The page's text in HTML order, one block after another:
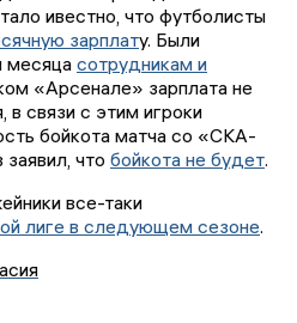
ивестно, что футболисты
зарплату. Были
месяца сотрудникам и
«Арсенале» зарплата не
в связи с этим игроки
бойкота матча со «СКА-
что бойкота не будет.
все-таки
лиге в следующем сезоне.